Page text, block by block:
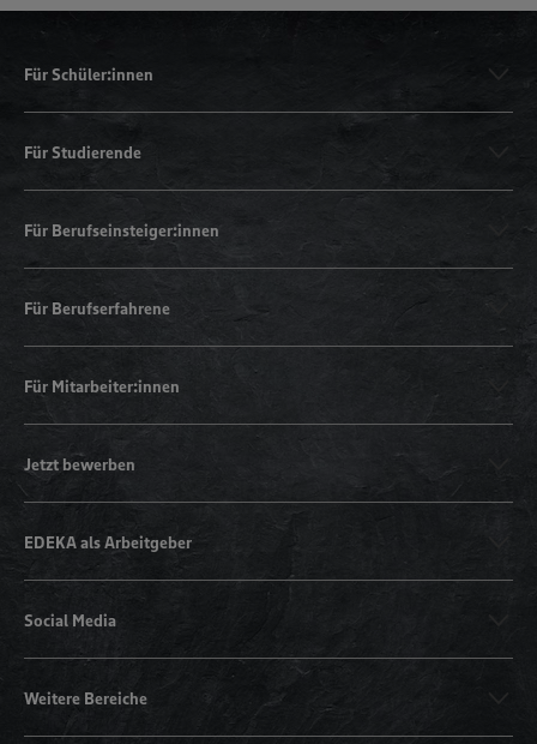
Für Schüler:innen
Für Studierende
Für Berufseinsteiger:innen
Für Berufserfahrene
Für Mitarbeiter:innen
Jetzt bewerben
EDEKA als Arbeitgeber
Social Media
Weitere Bereiche